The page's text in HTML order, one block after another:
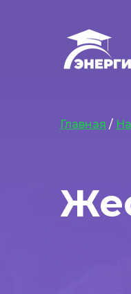
Главная /